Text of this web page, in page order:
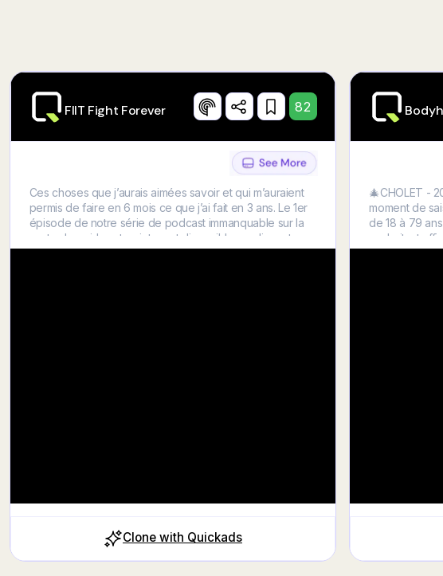
FIIT Fight Forever 82
Ces choses que j’aurais aimées savoir et qui m’auraient
permis de faire en 6 mois ce que j’ai fait en 3 ans. Le 1er
épisode de notre série de podcast immanquable sur la
perte de poids est maintenant disponible en cliquant sur
le lien dans la bio ⭐️ case étoilée du 14 décembre du
Clone with Quickads
🎄CHOLET -
moment de
de 18 à 79
souhaitant
salle